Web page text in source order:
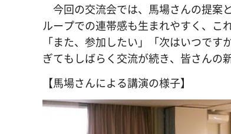
今回の交流会では、馬場さんの提案
ループでの連帯感も生まれやすく、こ
「また、参加したい」「次はいつで
ぎてもしばらく交流が続き、皆さんの
【馬場さんによる講演の様子】